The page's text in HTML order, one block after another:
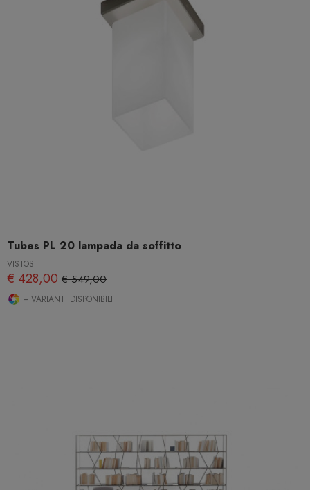
Tubes PL 20 lampada da soffitto
VISTOSI
€ 428,00 € 549,00
+ VARIANTI DISPONIBILI